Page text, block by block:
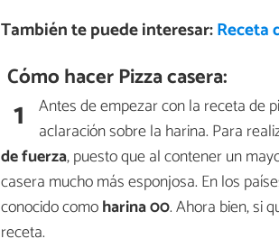
También te puede interesar:Receta
Cómo hacer Pizza casera:
1 Antes de empezar con la receta de
aclaración sobre la harina. Para
de fuerza, puesto que al contener un
casera mucho más esponjosa. En los
conocido comoharina 00. Ahora bien, si
receta.